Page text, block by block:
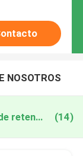
NOSOTROS
China Válvula de puerta y válvula de retención (14)